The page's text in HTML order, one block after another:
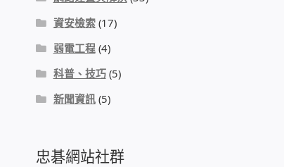
資安檢索(17)
弱電工程(4)
科普、技巧(5)
新聞資訊(5)
忠碁網站社群